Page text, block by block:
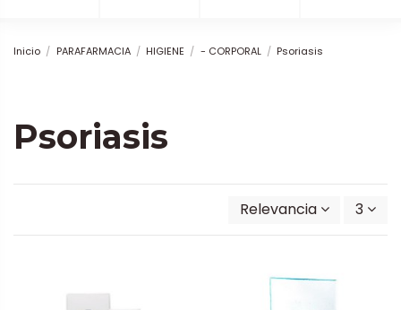
Inicio PARAFARMACIA HIGIENE - CORPORAL Psoriasis
Psoriasis
Relevancia 3